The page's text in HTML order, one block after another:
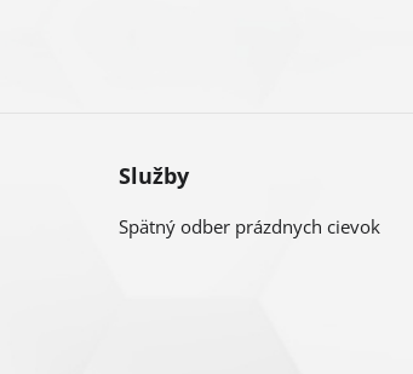
Služby
Spätný odber prázdnych cievok